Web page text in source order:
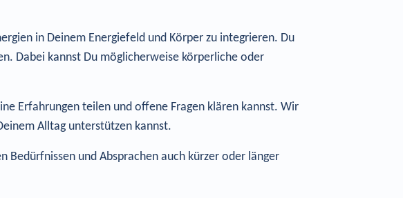
in Deinem Energiefeld und Körper zu integrieren. Du
Dabei kannst Du möglicherweise körperliche oder
Erfahrungen teilen und offene Fragen klären kannst. Wir
Alltag unterstützen kannst.
Bedürfnissen und Absprachen auch kürzer oder länger